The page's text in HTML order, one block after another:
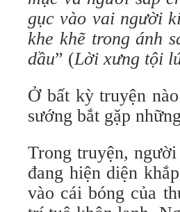
gục vào vai người
khe khẽ trong ánh
dầu” (Lời xưng tội
Ở bất kỳ truyện
sướng bắt gặp
Trong truyện,
đang hiện diện
vào cái bóng của